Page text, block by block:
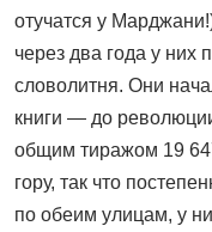
отучатся у
через два года у них
словолитня. Они
книги — до
общим тиражом 19
гору, так что
по обеим улицам, у